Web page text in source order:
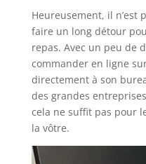
Heureusement, il n’est
faire un long détour
repas. Avec un peu de
commander en ligne
directement à son
des grandes
cela ne suffit pas pour
la vôtre.